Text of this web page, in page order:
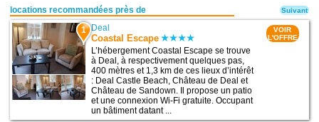
locations recommandées près de
1 Deal
Coastal Escape
L’hébergement Coastal Escape se trouve
à Deal, à respectivement quelques pas,
400 mètres et 1,3 km de ces lieux d’intérêt
: Deal Castle Beach, Château de Deal et
Château de Sandown. Il propose un patio
et une connexion Wi-Fi gratuite. Occupant
un bâtiment datant ...
VOIR
L'OFFRE
Suivant